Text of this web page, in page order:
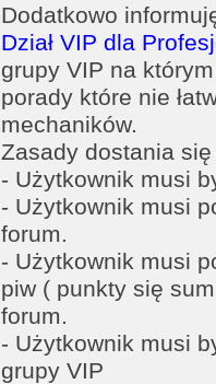
Dodatkowo
Dział VIP dla
grupy VIP na
porady które nie
mechaników.
Zasady dostania
- Użytkownik musi
- Użytkownik musi
forum.
- Użytkownik musi
piw ( punkty się
forum.
- Użytkownik musi
grupy VIP